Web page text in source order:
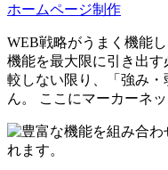
ホームページ制作
WEB戦略がうまく機能
機能を最大限に引き出
較しない限り、「強み
ん。 ここにマーカーネ